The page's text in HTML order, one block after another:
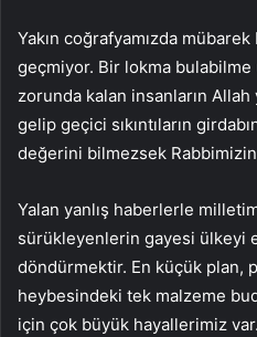
Yakın coğrafyamızda mübarek
geçmiyor. Bir lokma
zorunda kalan insanların Allah
gelip geçici sıkıntıların
değerini bilmezsek
Yalan yanlış haberlerle
sürükleyenlerin gayesi ülkeyi
döndürmektir. En küçük plan,
heybesindeki tek malzeme
için çok büyük hayallerimiz